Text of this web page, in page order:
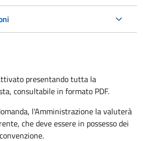
presentando tutta la
consultabile in formato PDF.
l'Amministrazione la valuterà
che deve essere in possesso dei